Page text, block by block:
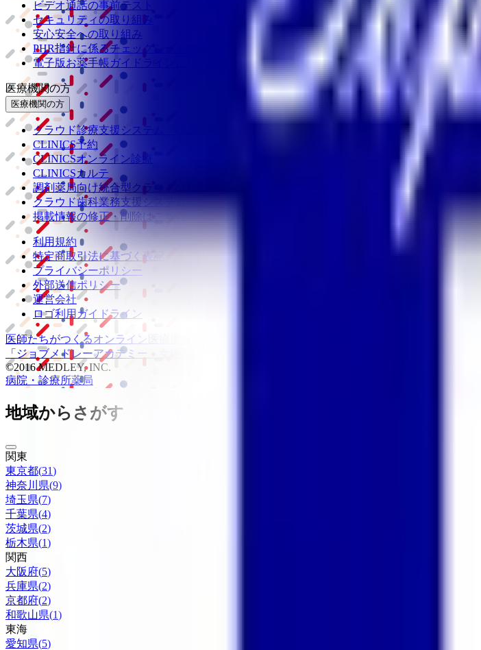
ビデオ通話の事前テスト
セキュリティの取り組み
安心安全への取り組み
PHR指針に係るチェックシート確認結果の公表
電子版お薬手帳ガイドラインに係るチェックシート確認結果の公表
医療機関の方
医療機関の方
クラウド診療支援システム
CLINICS予約
CLINICSオンライン診療
CLINICSカルテ
調剤薬局向け統合型クラウドソリューション
クラウド歯科業務支援システム「Dentis」
掲載情報の修正・削除はこちら
利用規約
特定商取引法に基づく表記
プライバシーポリシー
外部送信ポリシー
運営会社
ロゴ利用ガイドライン
医師たちがつくるオンライン医療事典
「ジョブメドレーアカデミー」
©2016 MEDLEY, INC.
病院・診療所薬局
地域からさがす
関東
東京都(31)
神奈川県(9)
埼玉県(7)
千葉県(4)
茨城県(2)
栃木県(1)
関西
大阪府(5)
兵庫県(2)
京都府(2)
和歌山県(1)
東海
愛知県(5)